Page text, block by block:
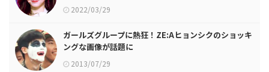
2022/03/29
ガールズグループに熱狂！ZE:Aヒョンシクのショッキ
ングな画像が話題に
2013/07/29